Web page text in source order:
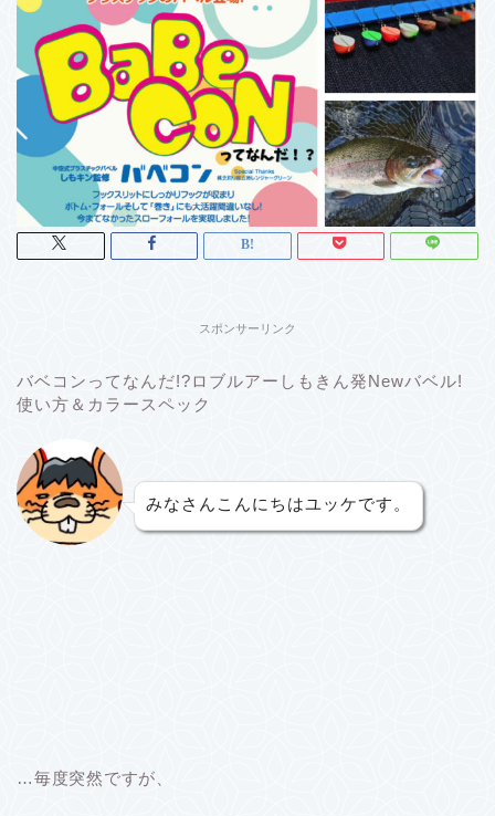
スポンサーリンク
バベコンってなんだ!?ロブルアーしもきん発Newバベル!
使い方＆カラースペック
みなさんこんにちはユッケです。
…毎度突然ですが、